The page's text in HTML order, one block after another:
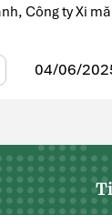
Công ty Xi
04/06/